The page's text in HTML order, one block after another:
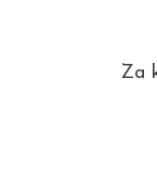
Za